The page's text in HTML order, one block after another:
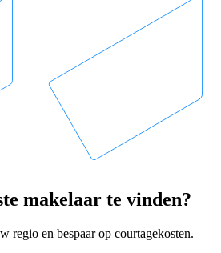
makelaar te vinden?
regio en bespaar op courtagekosten.